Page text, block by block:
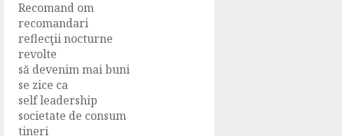
Recomand om
recomandari
reflecţii nocturne
revolte
să devenim mai buni
se zice ca
self leadership
societate de consum
tineri